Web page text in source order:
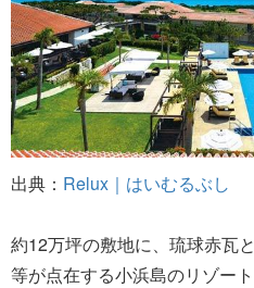
出典： Relux｜はいむるぶし
約12万坪の敷地に、琉球赤瓦
等が点在する小浜島のリゾー